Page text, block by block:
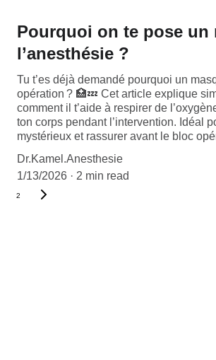
Pourquoi on te pose un
l’anesthésie ?
Tu t’es déjà demandé pourquoi un
opération ? 🏥💤 Cet article explique
comment il t’aide à respirer de
ton corps pendant l’intervention. Idéal
mystérieux et rassurer avant le bloc
Dr.Kamel.Anesthesie
1/13/2026
2 min read
2